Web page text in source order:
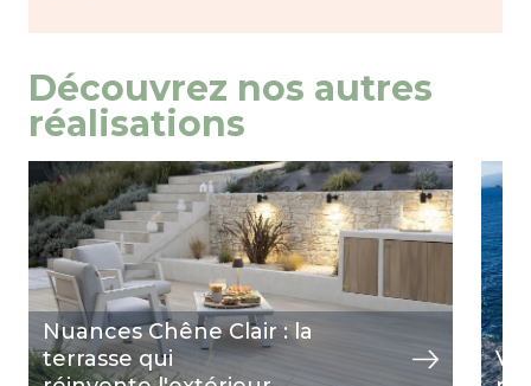
Découvrez nos autres
réalisations
Nuances Chêne Clair : la
terrasse qui
Image
view view